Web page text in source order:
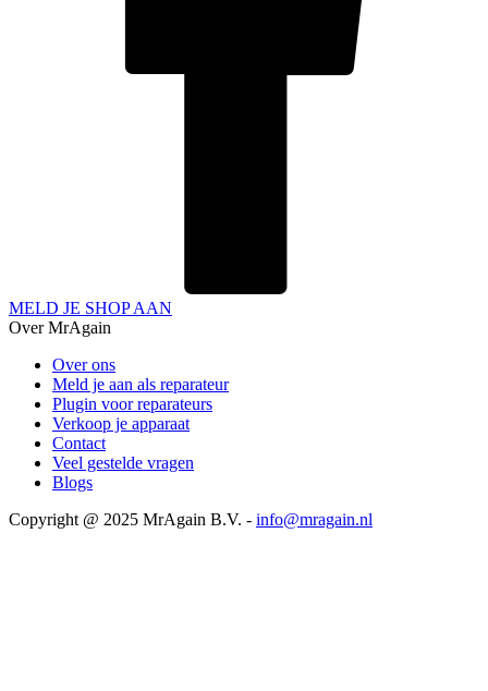
MELD JE SHOP AAN
Over MrAgain
Over ons
Meld je aan als reparateur
Plugin voor reparateurs
Verkoop je apparaat
Contact
Veel gestelde vragen
Blogs
Copyright @ 2025 MrAgain B.V. - info@mragain.nl